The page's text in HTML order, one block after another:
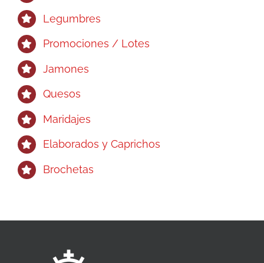
Legumbres
Promociones / Lotes
Jamones
Quesos
Maridajes
Elaborados y Caprichos
Brochetas